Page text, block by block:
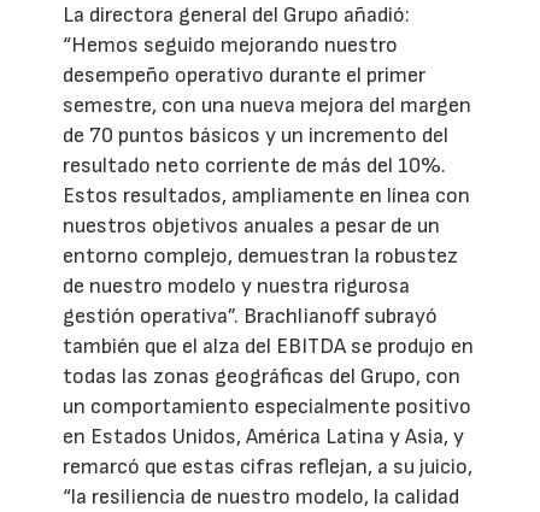
La directora general del Grupo añadió:
“Hemos seguido mejorando nuestro
desempeño operativo durante el primer
semestre, con una nueva mejora del margen
de 70 puntos básicos y un incremento del
resultado neto corriente de más del 10%.
Estos resultados, ampliamente en línea con
nuestros objetivos anuales a pesar de un
entorno complejo, demuestran la robustez
de nuestro modelo y nuestra rigurosa
gestión operativa”. Brachlianoff subrayó
también que el alza del EBITDA se produjo en
todas las zonas geográficas del Grupo, con
un comportamiento especialmente positivo
en Estados Unidos, América Latina y Asia, y
remarcó que estas cifras reflejan, a su juicio,
“la resiliencia de nuestro modelo, la calidad